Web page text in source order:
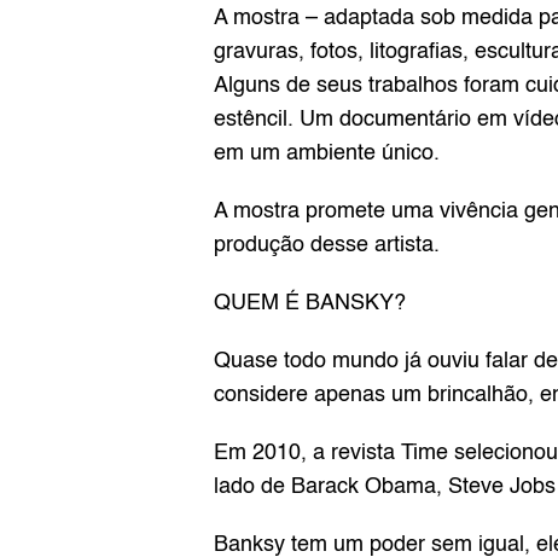
A mostra – adaptada sob medida
gravuras, fotos, litografias,
Alguns de seus trabalhos foram
estêncil. Um documentário em
em um ambiente único.
A mostra promete uma vivência
produção desse artista.
QUEM É BANSKY?
Quase todo mundo já ouviu falar
considere apenas um brincalhão,
Em 2010, a revista Time
lado de Barack Obama, Steve
Banksy tem um poder sem igual,